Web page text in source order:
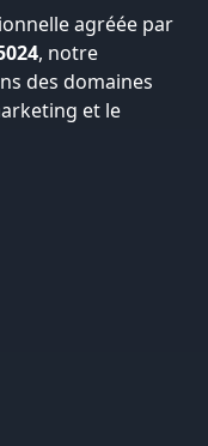
agréée par
, notre
des domaines
et le